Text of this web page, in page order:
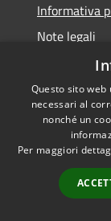
Informativa
Note legali
RSS
Questo sito
necessari al
nonché un
Per maggiori